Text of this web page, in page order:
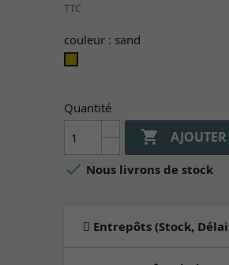
TTC
couleur : sand
Quantité

 Nous livrons de stock
Entrepôts (Stock,